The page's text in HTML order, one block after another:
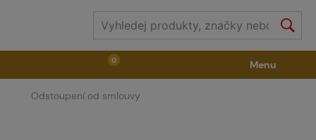
0
Zbraně Příslušenství ke zbraním
Menu
Odstoupení od smlouvy